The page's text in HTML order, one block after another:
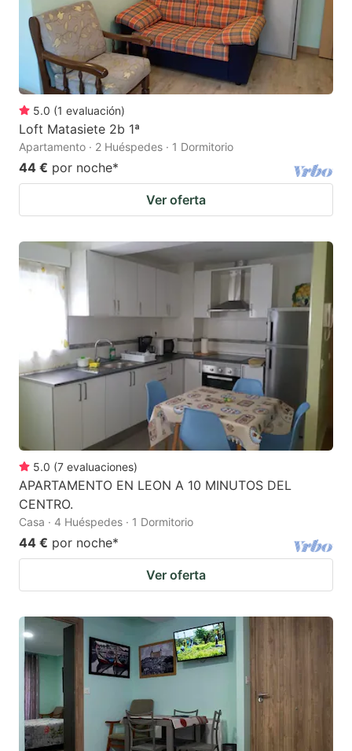
5.0 (1 evaluación)
Loft Matasiete 2b 1ª
Apartamento · 2 Huéspedes · 1 Dormitorio
44 € por noche*
Ver oferta
5.0 (7 evaluaciones)
APARTAMENTO EN LEON A 10 MINUTOS DEL
CENTRO.
Casa · 4 Huéspedes · 1 Dormitorio
44 € por noche*
Ver oferta